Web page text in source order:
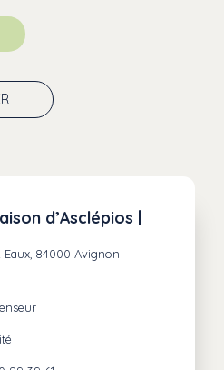
d’Asclépios |
Eaux, 84000 Avignon